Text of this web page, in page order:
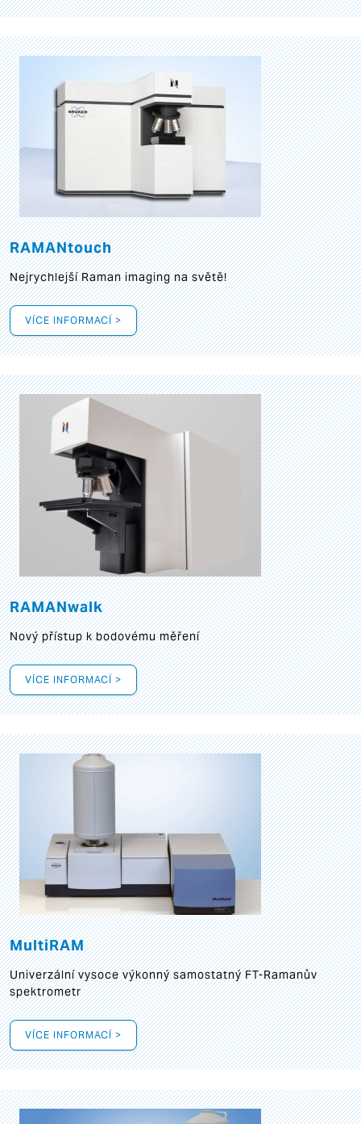
RAMANtouch
Nejrychlejší Raman imaging na světě!
VÍCE INFORMACÍ >
RAMANwalk
Nový přístup k bodovému měření
VÍCE INFORMACÍ >
MultiRAM
Univerzální vysoce výkonný samostatný FT-Ramanův
spektrometr
VÍCE INFORMACÍ >